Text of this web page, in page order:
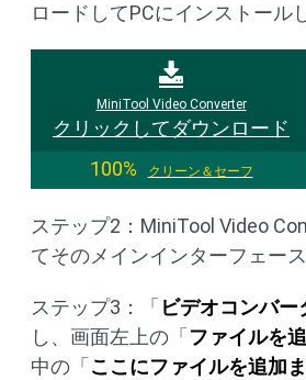
ロードしてPCにインストール
MiniTool Video Converter
クリックしてダウンロード
100%
クリーン＆セーフ
ステップ2：MiniTool Video
てそのメインインターフェース
ステップ3：「 ビデオコンバー
し、画面左上の「 ファイルを
中の「 ここにファイルを追加